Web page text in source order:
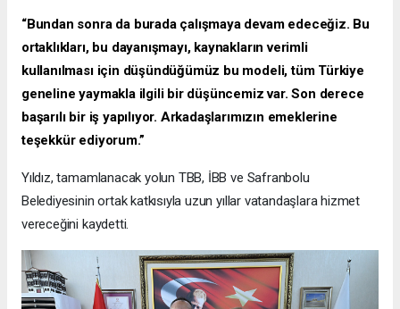
“Bundan sonra da burada çalışmaya devam edeceğiz. Bu
ortaklıkları, bu dayanışmayı, kaynakların verimli
kullanılması için düşündüğümüz bu modeli, tüm Türkiye
geneline yaymakla ilgili bir düşüncemiz var. Son derece
başarılı bir iş yapılıyor. Arkadaşlarımızın emeklerine
teşekkür ediyorum.”
Yıldız, tamamlanacak yolun TBB, İBB ve Safranbolu
Belediyesinin ortak katkısıyla uzun yıllar vatandaşlara hizmet
vereceğini kaydetti.